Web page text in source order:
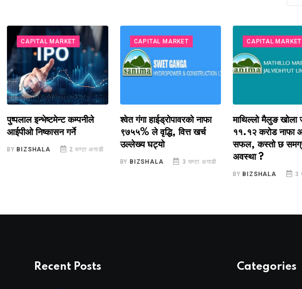
CAPITAL MARKET
पुष्पलाल इन्भेष्टमेन्ट कम्पनीले
आईपीओ निष्कासन गर्ने
BIZSHALA 2 घण्टा अगाडी
CAPITAL MARKET
श्वेत गंगा हाईड्रोपावरको नाफा
९७५५% ले वृद्धि, वित्त खर्च
उल्लेख्य घट्यो
BIZSHALA 3 घण्टा अगाडी
CAPITAL MARKET
माथिल्लो मैलुङ खोला
११.१२ करोड नाफा
सफल, कस्तो छ समग्र
अवस्था ?
BIZSHALA 3
Recent Posts Categories